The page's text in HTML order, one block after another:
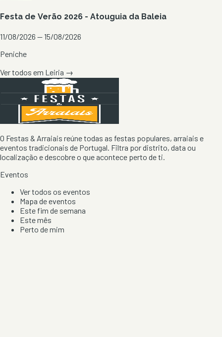
Festa de Verão 2026 - Atouguia da Baleia
11/08/2026 — 15/08/2026
Peniche
Ver todos em Leiria →
O Festas & Arraiais reúne todas as festas populares, arraiais e
eventos tradicionais de Portugal. Filtra por distrito, data ou
localização e descobre o que acontece perto de ti.
Eventos
Ver todos os eventos
Mapa de eventos
Este fim de semana
Este mês
Perto de mim